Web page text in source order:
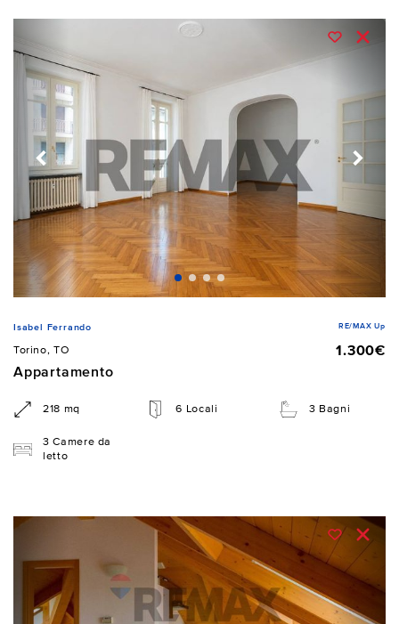
Isabel Ferrando RE/MAX Up
Torino, TO
1.300€
Appartamento
218 mq 6 Locali 3 Bagni
3 Camere da
letto